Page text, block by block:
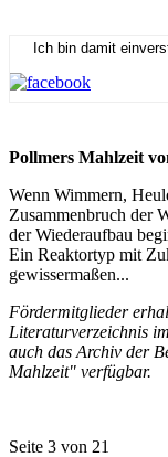
Ich bin damit
Pollmers Mahlzeit
Wenn Wimmern,
Zusammenbruch der
der Wiederaufbau
Ein Reaktortyp mit
gewissermaßen...
Fördermitglieder
Literaturverzeichnis im
auch das Archiv der
Mahlzeit" verfügbar.
Seite 3 von 21